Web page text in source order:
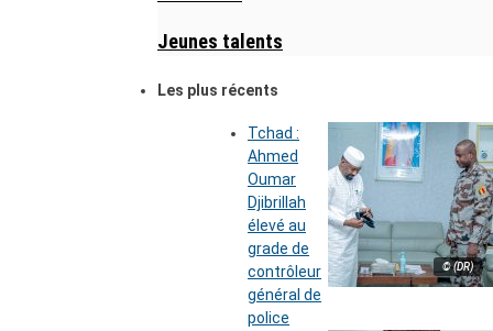
Jeunes talents
Les plus récents
© (DR)
Tchad :
Ahmed
Oumar
Djibrillah
élevé au
grade de
contrôleur
général de
police